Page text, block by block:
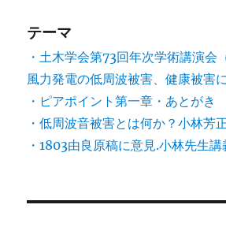
テーマ
・土木学会第73回年次学術講演会
風力発電の低周波被害、健康被害
・ピアポイント第一章・あとがき
・低周波音被害とは何か？小林芳
・1803由良原稿に意見.小林先生講